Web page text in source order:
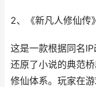
2、《新凡人修仙传》
这是一款根据同名
还原了小说的典范
修仙体系。玩家在